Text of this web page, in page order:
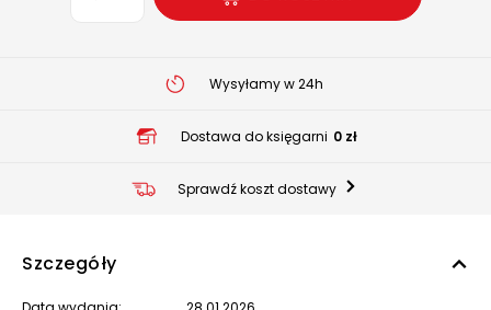
Wysyłamy w 24h
Dostawa do księgarni 0 zł
Sprawdź koszt dostawy
Szczegóły